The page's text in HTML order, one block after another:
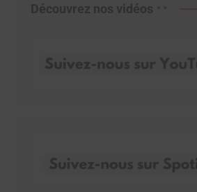
Découvrez nos vidéos